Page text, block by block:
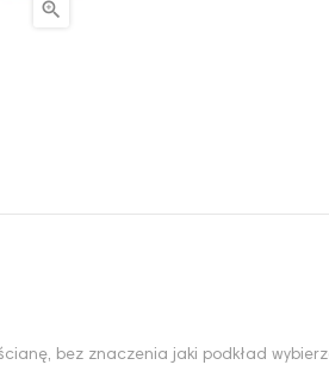

bez znaczenia jaki podkład